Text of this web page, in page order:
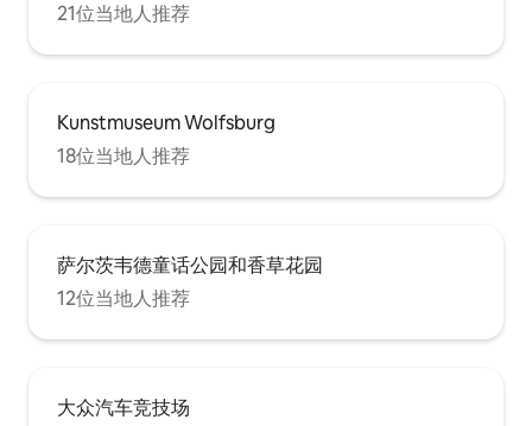
21位当地人推荐
Kunstmuseum Wolfsburg
18位当地人推荐
萨尔茨韦德童话公园和香草花园
12位当地人推荐
大众汽车竞技场